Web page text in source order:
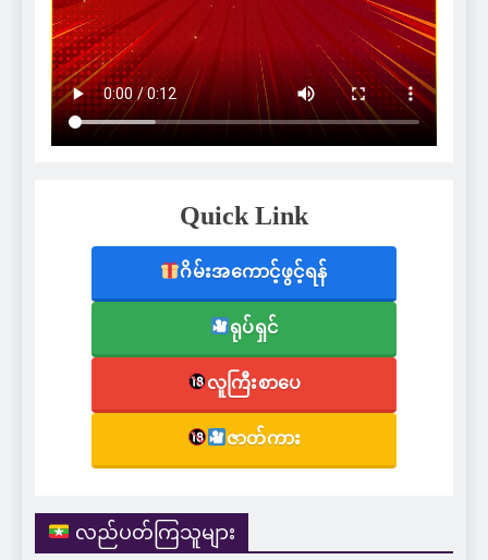
Quick Link
ဂိမ်းအကောင့်ဖွင့်ရန်
ရုပ်ရှင်
လူကြီးစာပေ
ဇာတ်ကား
လည်ပတ်ကြသူများ